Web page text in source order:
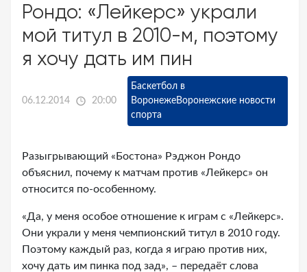
Рондо: «Лейкерс» украли
мой титул в 2010-м, поэтому
я хочу дать им пин
06.12.2014 20:00
Баскетбол в
ВоронежеВоронежские новости
спорта
Разыгрывающий «Бостона» Рэджон Рондо
объяснил, почему к матчам против «Лейкерс» он
относится по-особенному.
«Да, у меня особое отношение к играм с «Лейкерс».
Они украли у меня чемпионский титул в 2010 году.
Поэтому каждый раз, когда я играю против них,
хочу дать им пинка под зад», – передаёт слова